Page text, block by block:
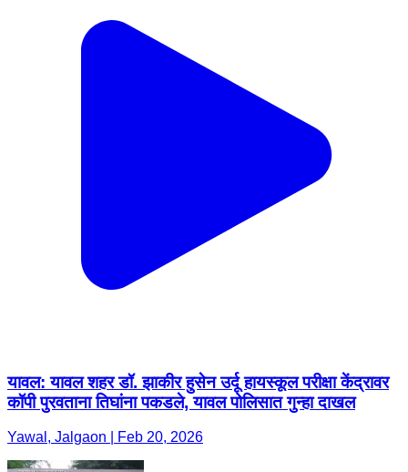
यावल: यावल शहर डॉ. झाकीर हुसेन उर्दू हायस्कूल परीक्षा केंद्रावर
कॉपी पुरवताना तिघांना पकडले, यावल पोलिसात गुन्हा दाखल
Yawal, Jalgaon | Feb 20, 2026